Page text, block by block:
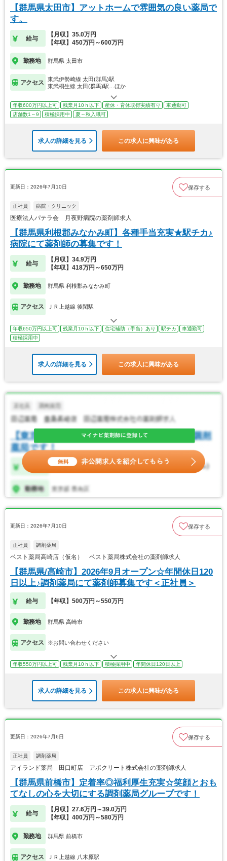
【群馬県太田市】アットホームで雰囲気の良い薬局で
す。
給与
【月収】35.0万円
【年収】450万円～600万円
勤務地 群馬県 太田市
アクセス
東武伊勢崎線 太田(群馬)駅
東武桐生線 太田(群馬)駅…ほか
年収600万円以上可 残業月10ｈ以下 産休・育休取得実績有り
車通勤可
店舗数1～9
積極採用中 夏～秋入職可
求人の詳細を見る この求人に興味がある
更新日：2026年7月10日 保存する
正社員 病院・クリニック
医療法人パテラ会 月夜野病院の薬剤師求人
【群馬県利根郡みなかみ町】各種手当充実★駅チカ♪
病院にて薬剤師の募集です！
給与
【月収】34.9万円
【年収】418万円～650万円
勤務地 群馬県 利根郡みなかみ町
アクセス ＪＲ上越線 後閑駅
年収650万円以上可 残業月10ｈ以下 住宅補助（手当）あり 駅チカ
車通勤可
積極採用中
求人の詳細を見る この求人に興味がある
更新日：2026年7月10日 保存する
正社員 調剤薬局
ベスト薬局高崎店（仮名） ベスト薬局株式会社の薬剤師求人
【群馬県/高崎市】2026年9月オープン☆年間休日120
日以上♪調剤薬局にて薬剤師募集です＜正社員＞
給与 【年収】500万円～550万円
勤務地 群馬県 高崎市
アクセス ※お問い合わせください
年収550万円以上可 残業月10ｈ以下 積極採用中 年間休日120日以上
求人の詳細を見る この求人に興味がある
更新日：2026年7月6日 保存する
正社員 調剤薬局
アイランド薬局 田口町店 アポクリート株式会社の薬剤師求人
【群馬県前橋市】定着率◎福利厚生充実☆笑顔とおも
てなしの心を大切にする調剤薬局グループです！
給与
【月収】27.6万円～39.0万円
【年収】400万円～580万円
勤務地 群馬県 前橋市
アクセス ＪＲ上越線 八木原駅